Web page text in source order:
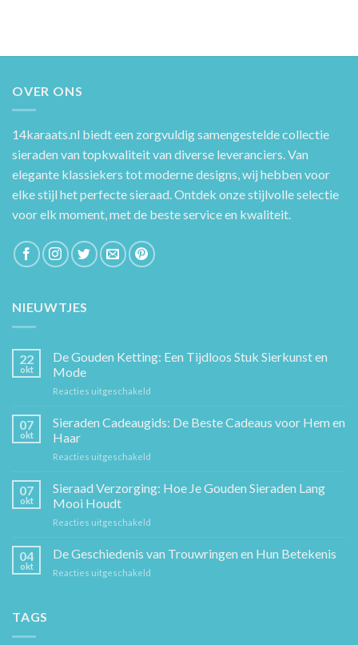
OVER ONS
14karaats.nl biedt een zorgvuldig samengestelde collectie
sieraden van topkwaliteit van diverse leveranciers. Van
elegante klassiekers tot moderne designs, wij hebben voor
elke stijl het perfecte sieraad. Ontdek onze stijlvolle selectie
voor elk moment, met de beste service en kwaliteit.
NIEUWTJES
22
okt
De Gouden Ketting: Een Tijdloos Stuk Sierkunst en
Mode
Reacties uitgeschakeld
Gouden
Ketting:
Sierkunst
en
07
okt
Sieraden Cadeaugids: De Beste Cadeaus voor Hem en
Haar
Reacties uitgeschakeld
Cadeaugids:
De
Hem
07
okt
Sieraad Verzorging: Hoe Je Gouden Sieraden Lang
Mooi Houdt
Reacties uitgeschakeld
Verzorging:
Hoe
04
okt
De Geschiedenis van Trouwringen en Hun Betekenis
Reacties uitgeschakeld
TAGS